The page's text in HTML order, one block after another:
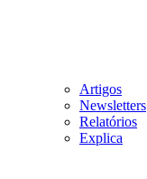
Artigos
Newsletters
Relatórios
Explica